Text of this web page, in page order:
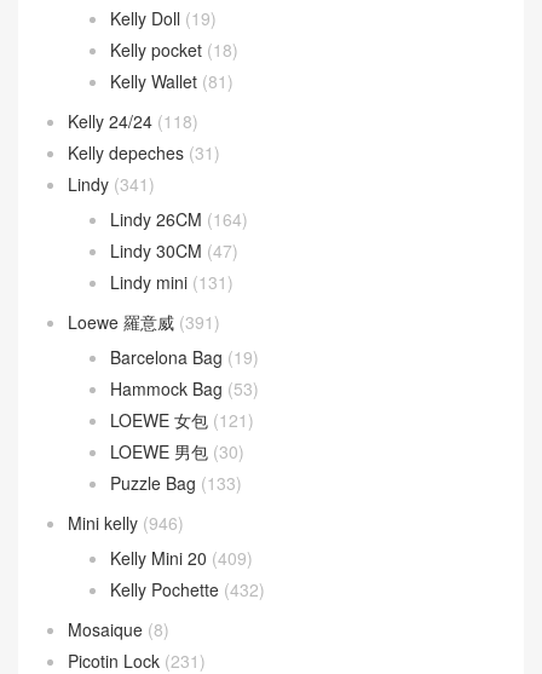
Kelly Doll (19)
Kelly pocket (18)
Kelly Wallet (81)
Kelly 24/24 (118)
Kelly depeches (31)
Lindy (341)
Lindy 26CM (164)
Lindy 30CM (47)
Lindy mini (131)
Loewe 羅意威 (391)
Barcelona Bag (19)
Hammock Bag (53)
LOEWE 女包 (121)
LOEWE 男包 (30)
Puzzle Bag (133)
Mini kelly (946)
Kelly Mini 20 (409)
Kelly Pochette (432)
Mosaique (8)
Picotin Lock (231)